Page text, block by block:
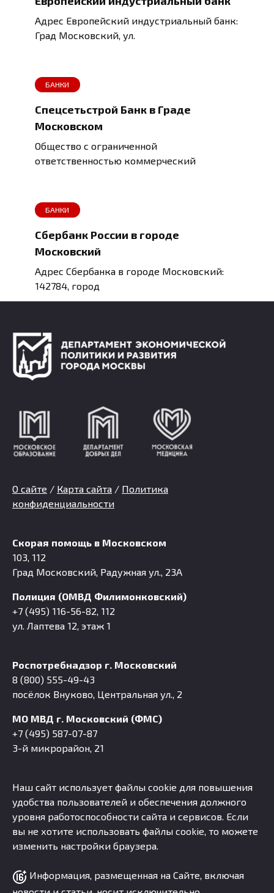
Адрес Европейский индустриальный банк:
Град Московский, ул.
БАНКИ
Спецсетьстрой Банк в Граде
Московском
Общество с ограниченной
ответственностью коммерческий
БАНКИ
Сбербанк России в городе
Московский
Адрес Сбербанка в городе Московский:
142784, город
О сайте / Карта сайта / Политика
конфиденциальности
Скорая помощь в Московском
103, 112
Град Московский, Радужная ул., 23А
Полиция (ОМВД Филимонковский)
+7 (495) 116-56-82, 112
ул. Лаптева 12, этаж 1
Роспотребнадзор г. Московский
8 (800) 555-49-43
посёлок Внуково, Центральная ул., 2
МО МВД г. Московский (ФМС)
+7 (495) 587-07-87
3-й микрорайон, 21
Наш сайт использует файлы cookie для повышения
удобства пользователей и обеспечения должного
уровня работоспособности сайта и сервисов. Если
вы не хотите использовать файлы cookie, то можете
изменить настройки браузера.
Информация, размещенная на Сайте, включая